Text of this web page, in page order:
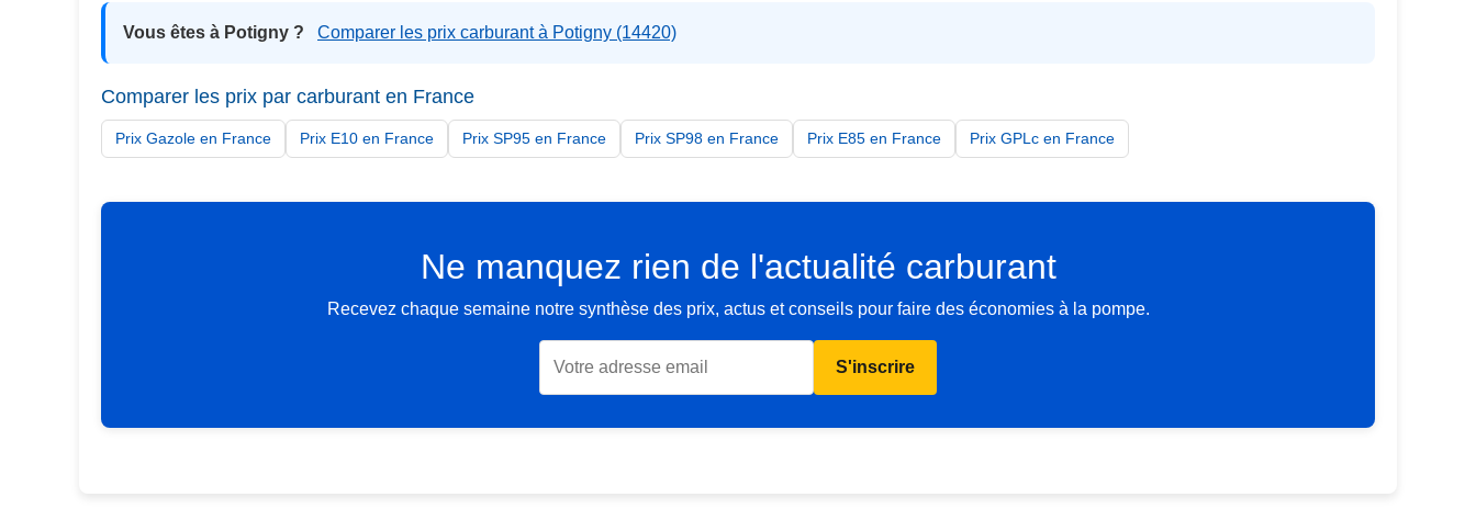
Vous êtes à Potigny ? Comparer les prix carburant à Potigny (14420)
Comparer les prix par carburant en France
Prix Gazole en France Prix E10 en France Prix SP95 en France Prix SP98 en France Prix E85 en France Prix GPLc en France
Ne manquez rien de l'actualité carburant
Recevez chaque semaine notre synthèse des prix, actus et conseils pour faire des économies à la pompe.
S'inscrire